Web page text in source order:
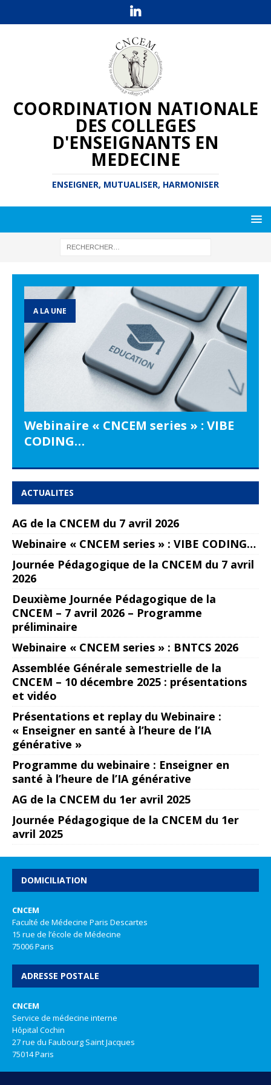
COORDINATION NATIONALE
DES COLLEGES
D'ENSEIGNANTS EN
MEDECINE
ENSEIGNER, MUTUALISER, HARMONISER
A LA UNE
Webinaire « CNCEM series » : VIBE
CODING…
ACTUALITES
AG de la CNCEM du 7 avril 2026
Webinaire « CNCEM series » : VIBE CODING…
Journée Pédagogique de la CNCEM du 7 avril
2026
Deuxième Journée Pédagogique de la
CNCEM – 7 avril 2026 – Programme
préliminaire
Webinaire « CNCEM series » : BNTCS 2026
Assemblée Générale semestrielle de la
CNCEM – 10 décembre 2025 : présentations
et vidéo
Présentations et replay du Webinaire :
« Enseigner en santé à l’heure de l’IA
générative »
Programme du webinaire : Enseigner en
santé à l’heure de l’IA générative
AG de la CNCEM du 1er avril 2025
Journée Pédagogique de la CNCEM du 1er
avril 2025
DOMICILIATION
CNCEM
Faculté de Médecine Paris Descartes
15 rue de l’école de Médecine
75006 Paris
ADRESSE POSTALE
CNCEM
Service de médecine interne
Hôpital Cochin
27 rue du Faubourg Saint Jacques
75014 Paris